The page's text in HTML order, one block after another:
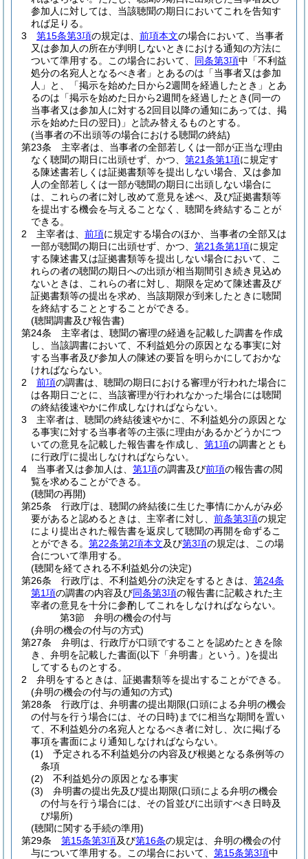
参加人に対しては、当該聴聞の期日においてこれを告知す
れば足りる。
3
第15条第3項の規定は、 前項本文の場合において、当事者
又は参加人の所在が判明しないときにおける通知の方法に
ついて準用する。
この場合において、 同条第3項中「不利益
処分の名宛人となるべき者」とあるのは「当事者又は参加
人」と、「掲示を始めた日から2週間を経過したとき」とあ
るのは「掲示を始めた日から2週間を経過したとき(同一の
当事者又は参加人に対する2回目以降の通知にあっては、掲
示を始めた日の翌日) 」と読み替えるものとする。
(当事者の不出頭等の場合における聴聞の終結)
第23条
主宰者は、当事者の全部若しくは一部が正当な理由
なく聴聞の期日に出頭せず、かつ、 第21条第1項に規定す
る陳述書若しくは証拠書類等を提出しない場合、又は参加
人の全部若しくは一部が聴聞の期日に出頭しない場合に
は、これらの者に対し改めて意見を述べ、及び証拠書類等
を提出する機会を与えることなく、聴聞を終結することが
できる。
2
主宰者は、 前項に規定する場合のほか、当事者の全部又は
一部が聴聞の期日に出頭せず、かつ、 第21条第1項に規定
する陳述書又は証拠書類等を提出しない場合において、こ
れらの者の聴聞の期日への出頭が相当期間引き続き見込め
ないときは、これらの者に対し、期限を定めて陳述書及び
証拠書類等の提出を求め、当該期限が到来したときに聴聞
を終結することとすることができる。
(聴聞調書及び報告書)
第24条
主宰者は、聴聞の審理の経過を記載した調書を作成
し、当該調書において、不利益処分の原因となる事実に対
する当事者及び参加人の陳述の要旨を明らかにしておかな
ければならない。
2
前項の調書は、聴聞の期日における審理が行われた場合に
は各期日ごとに、当該審理が行われなかった場合には聴聞
の終結後速やかに作成しなければならない。
3
主宰者は、聴聞の終結後速やかに、不利益処分の原因とな
る事実に対する当事者等の主張に理由があるかどうかにつ
いての意見を記載した報告書を作成し、 第1項の調書ととも
に行政庁に提出しなければならない。
4
当事者又は参加人は、 第1項の調書及び前項の報告書の閲
覧を求めることができる。
(聴聞の再開)
第25条
行政庁は、聴聞の終結後に生じた事情にかんがみ必
要があると認めるときは、主宰者に対し、 前条第3項の規定
により提出された報告書を返戻して聴聞の再開を命ずるこ
とができる。 第22条第2項本文及び第3項の規定は、この場
合について準用する。
(聴聞を経てされる不利益処分の決定)
第26条
行政庁は、不利益処分の決定をするときは、 第24条
第1項の調書の内容及び同条第3項の報告書に記載された主
宰者の意見を十分に参酌してこれをしなければならない。
第3節
弁明の機会の付与
(弁明の機会の付与の方式)
第27条
弁明は、行政庁が口頭ですることを認めたときを除
き、弁明を記載した書面(以下「弁明書」という。)を提出
してするものとする。
2
弁明をするときは、証拠書類等を提出することができる。
(弁明の機会の付与の通知の方式)
第28条
行政庁は、弁明書の提出期限(口頭による弁明の機会
の付与を行う場合には、その日時) までに相当な期間を置い
て、不利益処分の名宛人となるべき者に対し、次に掲げる
事項を書面により通知しなければならない。
(1)
予定される不利益処分の内容及び根拠となる条例等の
条項
(2)
不利益処分の原因となる事実
(3)
弁明書の提出先及び提出期限(口頭による弁明の機会
の付与を行う場合には、その旨並びに出頭すべき日時及
び場所)
(聴聞に関する手続の準用)
第29条
第15条第3項及び第16条の規定は、弁明の機会の付
与について準用する。
この場合において、 第15条第3項中